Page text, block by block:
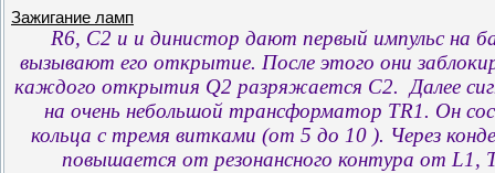
Зажигание ламп
R6, C2 и и динистор дают первый импульс на
вызывают его открытие. После этого они
каждого открытия Q2 разряжается С2. Далее
на очень небольшой трансформатор TR1. Он
кольца с тремя витками (от 5 до 10 ). Через
повышается от резонансного контура от L1,